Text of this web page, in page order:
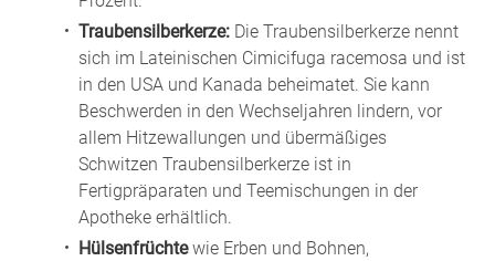
Traubensilberkerze: Die Traubensilberkerze nennt
sich im Lateinischen Cimicifuga racemosa und ist
in den USA und Kanada beheimatet. Sie kann
Beschwerden in den Wechseljahren lindern, vor
allem Hitzewallungen und übermäßiges
Schwitzen Traubensilberkerze ist in
Fertigpräparaten und Teemischungen in der
Apotheke erhältlich.
Hülsenfrüchtewie Erben und Bohnen,